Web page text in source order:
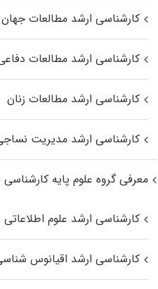
کارشناسی ارشد مطالعات جهان
کارشناسی ارشد مطالعات
کارشناسی ارشد مطالعات زنان
کارشناسی ارشد مدیریت
معرفی گروه علوم پایه کارشناسی
کارشناسی ارشد علوم اطلاعاتی
کارشناسی ارشد اقیانوس‌